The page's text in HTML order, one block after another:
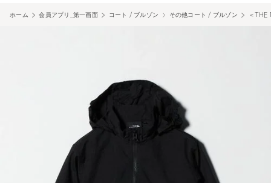
ホーム 会員アプリ_第一画面 コート / ブルゾン その他コート / ブルゾン ＜THE